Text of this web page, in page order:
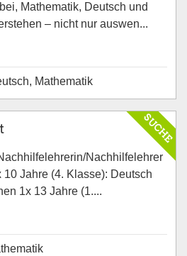
Mathematik, Deutsch und
– nicht nur auswen...
Mathematik
SUCHE
Nachhilfelehrer
10 Jahre (4. Klasse): Deutsch
1x 13 Jahre (1....